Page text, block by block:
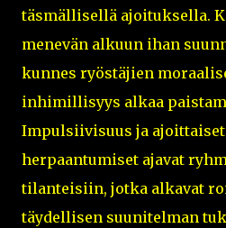
täsmällisellä ajoituksella.
menevän alkuun ihan
kunnes ryöstäjien
inhimillisyys alkaa
Impulsiivisuus ja
herpaantumiset ajavat
tilanteisiin, jotka alkavat
täydellisen suunitelman